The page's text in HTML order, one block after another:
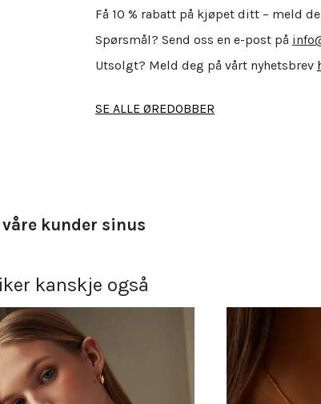
Få 10 % rabatt på kjøpet ditt – meld
Spørsmål? Send oss en e-post på
Utsolgt? Meld deg på vårt nyhetsbrev
SE ALLE ØREDOBBER
våre kunder sinus
kanskje også